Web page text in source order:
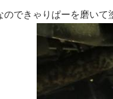
のできゃりぱーを磨いて